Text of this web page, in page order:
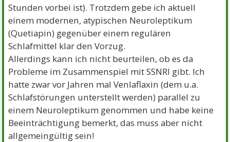
Stunden vorbei ist). Trotzdem gebe ich aktuell
einem modernen, atypischen Neuroleptikum
(Quetiapin) gegenüber einem regulären
Schlafmittel klar den Vorzug.
Allerdings kann ich nicht beurteilen, ob es da
Probleme im Zusammenspiel mit SSNRI gibt. Ich
hatte zwar vor Jahren mal Venlaflaxin (dem u.a.
Schlafstörungen unterstellt werden) parallel zu
einem Neuroleptikum genommen und habe keine
Beeinträchtigung bemerkt, das muss aber nicht
allgemeingültig sein!